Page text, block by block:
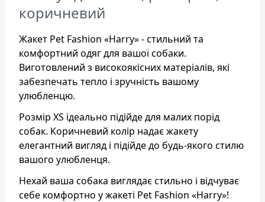
коричневий
Жакет Pet Fashion «Harry» - стильний та
комфортний одяг для вашої собаки.
Виготовлений з високоякісних матеріалів, які
забезпечать тепло і зручність вашому
улюбленцю.
Розмір XS ідеально підійде для малих порід
собак. Коричневий колір надає жакету
елегантний вигляд і підійде до будь-якого стилю
вашого улюбленця.
Нехай ваша собака виглядає стильно і відчуває
себе комфортно у жакеті Pet Fashion «Harry»!